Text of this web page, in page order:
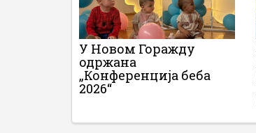
У Новом Горажду
одржана
„Конференција беба
2026“